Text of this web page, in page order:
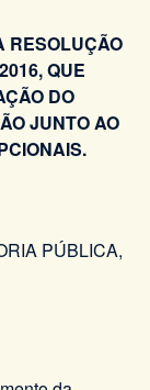
RESOLUÇÃO
QUE
DO
JUNTO AO
PÚBLICA,